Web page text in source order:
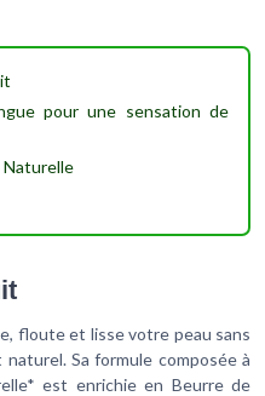
pour une sensation de
floute et lisse votre peau sans
Sa formule composée à
est enrichie en Beurre de